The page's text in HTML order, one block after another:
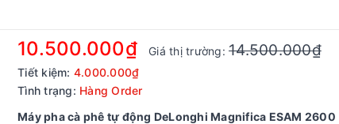
10.500.000₫ Giá thị trường: 14.500.000₫
Tiết kiệm: 4.000.000₫
Tình trạng: Hàng Order
Máy pha cà phê tự động DeLonghi Magnifica ESAM 2600